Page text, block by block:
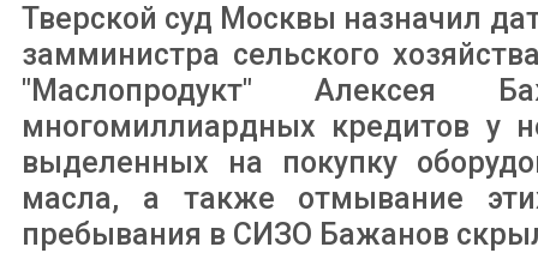
Тверской суд Москвы назначил
замминистра сельского
"Маслопродукт" Алексея
многомиллиардных кредитов у
выделенных на покупку
масла, а также отмывание
пребывания в СИЗО Бажанов